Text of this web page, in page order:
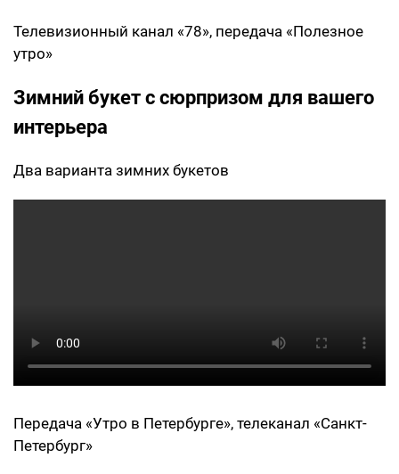
Телевизионный канал «78», передача «Полезное
утро»
Зимний букет с сюрпризом для вашего
интерьера
Два варианта зимних букетов
Передача «Утро в Петербурге», телеканал «Санкт-
Петербург»